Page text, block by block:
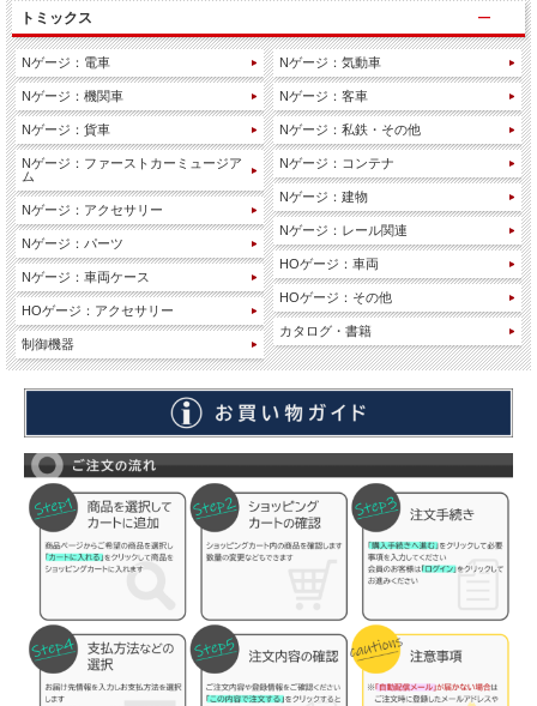
トミックス
Nゲージ：電車
Nゲージ：機関車
Nゲージ：貨車
Nゲージ：ファーストカーミュージア
ム
Nゲージ：アクセサリー
Nゲージ：パーツ
Nゲージ：車両ケース
HOゲージ：アクセサリー
制御機器
Nゲージ：気動車
Nゲージ：客車
Nゲージ：私鉄・その他
Nゲージ：コンテナ
Nゲージ：建物
Nゲージ：レール関連
HOゲージ：車両
HOゲージ：その他
カタログ・書籍